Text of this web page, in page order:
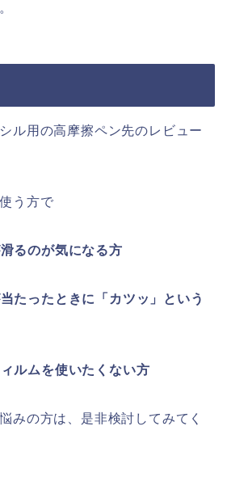
ル用の高摩擦ペン先のレビュー
う方で
るのが気になる方
たったときに「カツッ」という
ルムを使いたくない方
みの方は、是非検討してみてく